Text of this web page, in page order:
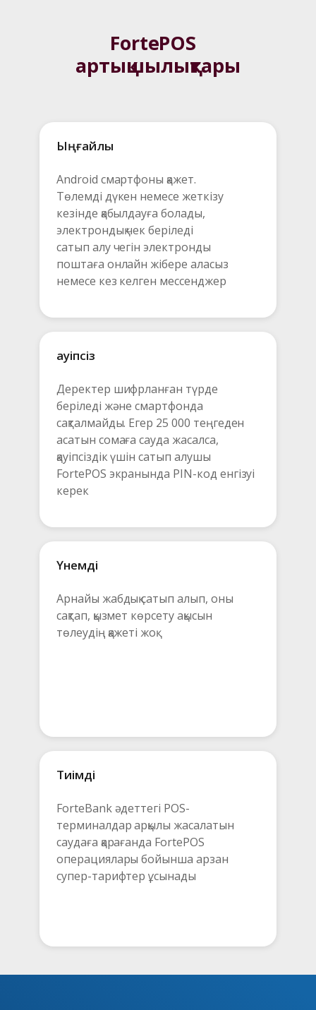
FortePOS
артықшылықтары
Android смартфоны қажет.
Төлемді дүкен немесе жеткізу
кезінде қабылдауға болады,
электрондық чек беріледі
сатып алу чегін электронды
поштаға онлайн жібере аласыз
немесе кез келген мессенджер
Қауіпсіз
Деректер шифрланған түрде
беріледі және смартфонда
сақталмайды. Егер 25 000 теңгеден
асатын сомаға сауда жасалса,
қауіпсіздік үшін сатып алушы
FortePOS экранында PIN-код енгізуі
керек
Үнемді
Арнайы жабдық сатып алып, оны
сақтап, қызмет көрсету ақысын
төлеудің қажеті жоқ
Тиімді
ForteBank әдеттегі POS-
терминалдар арқылы жасалатын
саудаға қарағанда FortePOS
операциялары бойынша арзан
супер-тарифтер ұсынады